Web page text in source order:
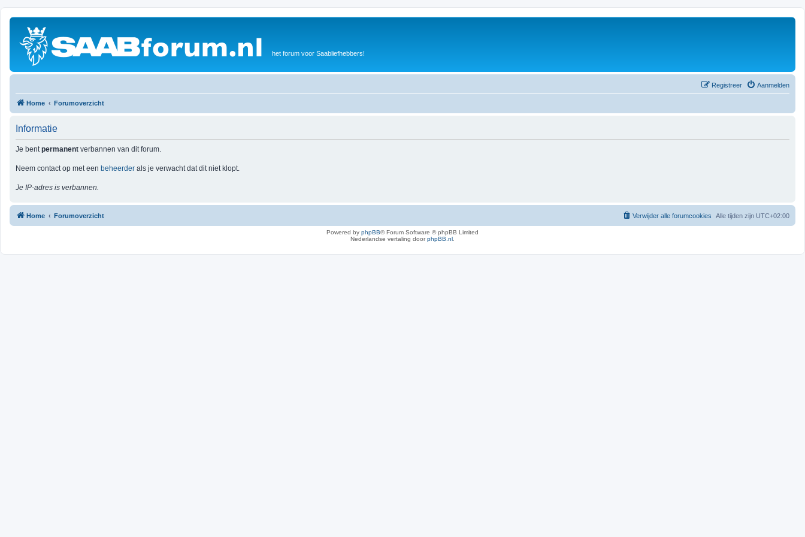
het forum voor Saabliefhebbers!
Aanmelden
Registreer
Home Forumoverzicht
Informatie
Je bentpermanent verbannen van dit forum.
Neem contact op met een beheerder als je verwacht dat dit niet klopt.
Je IP-adres is verbannen.
Home Forumoverzicht Alle tijden zijn UTC+02:00
Verwijder alle forumcookies
Powered by phpBB® Forum Software © phpBB Limited
Nederlandse vertaling doorphpBB.nl